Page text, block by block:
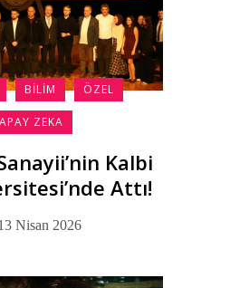
BILIM ÖZEL
ZEKA
Kalbi
Attı!
Nisan 2026